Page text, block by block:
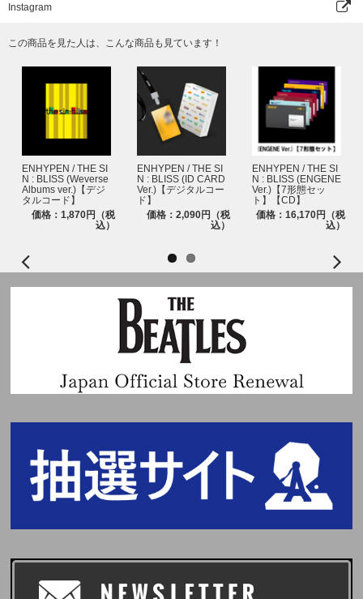
Instagram
この商品を見た人は、こんな商品も見ています！
ENHYPEN / THE SI
N : BLISS (Weverse
Albums ver.)【デジ
タルコード】
価格：1,870円（税
込）
ENHYPEN / THE SI
N : BLISS (ID CARD
Ver.)【デジタルコー
ド】
価格：2,090円（税
込）
ENHYPEN / THE SI
N : BLISS (ENGENE
Ver.)【7形態セッ
ト】【CD】
価格：16,170円（税
込）